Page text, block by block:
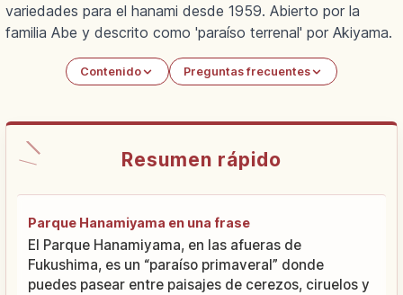
variedades para el hanami desde 1959. Abierto por la
familia Abe y descrito como 'paraíso terrenal' por Akiyama.
Contenido Preguntas frecuentes
Resumen rápido
Parque Hanamiyama en una frase
El Parque Hanamiyama, en las afueras de
Fukushima, es un “paraíso primaveral” donde
puedes pasear entre paisajes de cerezos, ciruelos y